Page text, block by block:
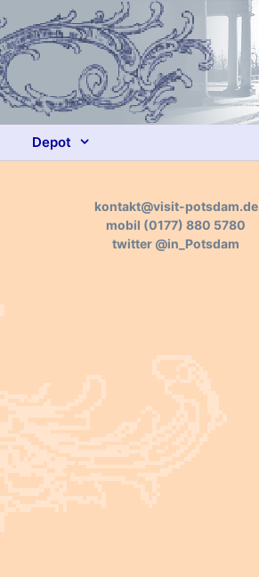
Depot
kontakt@visit-potsdam.de
mobil (0177) 880 5780
twitter @in_Potsdam